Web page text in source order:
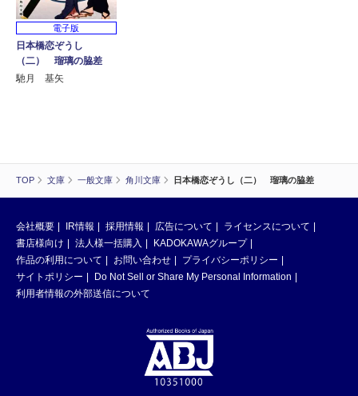
TOP 文庫 一般文庫 角川文庫 日本橋恋ぞうし（二） 瑠璃の脇差
電子版
日本橋恋ぞうし
（二） 瑠璃の脇差
馳月 基矢
会社概要 IR情報 採用情報 広告について
ライセンスについて
書店様向け
法人様一括購入
KADOKAWAグループ
作品の利用について
お問い合わせ
プライバシーポリシー
サイトポリシー
Do Not Sell or Share My Personal Information
利用者情報の外部送信について